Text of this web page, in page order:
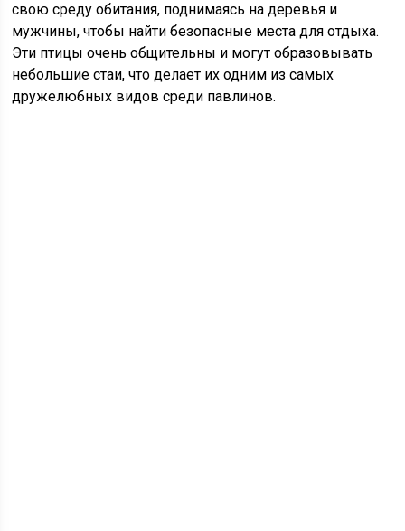
свою среду обитания, поднимаясь на деревья и
мужчины, чтобы найти безопасные места для отдыха.
Эти птицы очень общительны и могут образовывать
небольшие стаи, что делает их одним из самых
дружелюбных видов среди павлинов.